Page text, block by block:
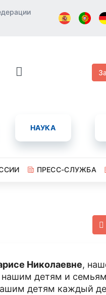
НАУКА
ПРЕСС-СЛУЖБА
Николаевне,
детям и
детям каждый